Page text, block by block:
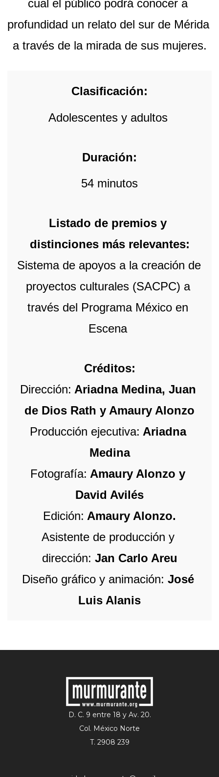
cual el público podrá conocer a
profundidad un relato del sur de Mérida
a través de la mirada de sus mujeres.
Clasificación:
Adolescentes y adultos
Duración:
54 minutos
Listado de premios y
distinciones más relevantes:
Sistema de apoyos a la creación de
proyectos culturales (SACPC) a
través del Programa México en
Escena
Créditos:
Dirección: Ariadna Medina, Juan
de Dios Rath y Amaury Alonzo
Producción ejecutiva: Ariadna
Medina
Fotografía: Amaury Alonzo y
David Avilés
Edición: Amaury Alonzo.
Asistente de producción y
dirección: Jan Carlo Areu
Diseño gráfico y animación: José
Luis Alanis
D. C. 9 entre 18 y Av. 20.
Col. México Norte
T. 2908 239